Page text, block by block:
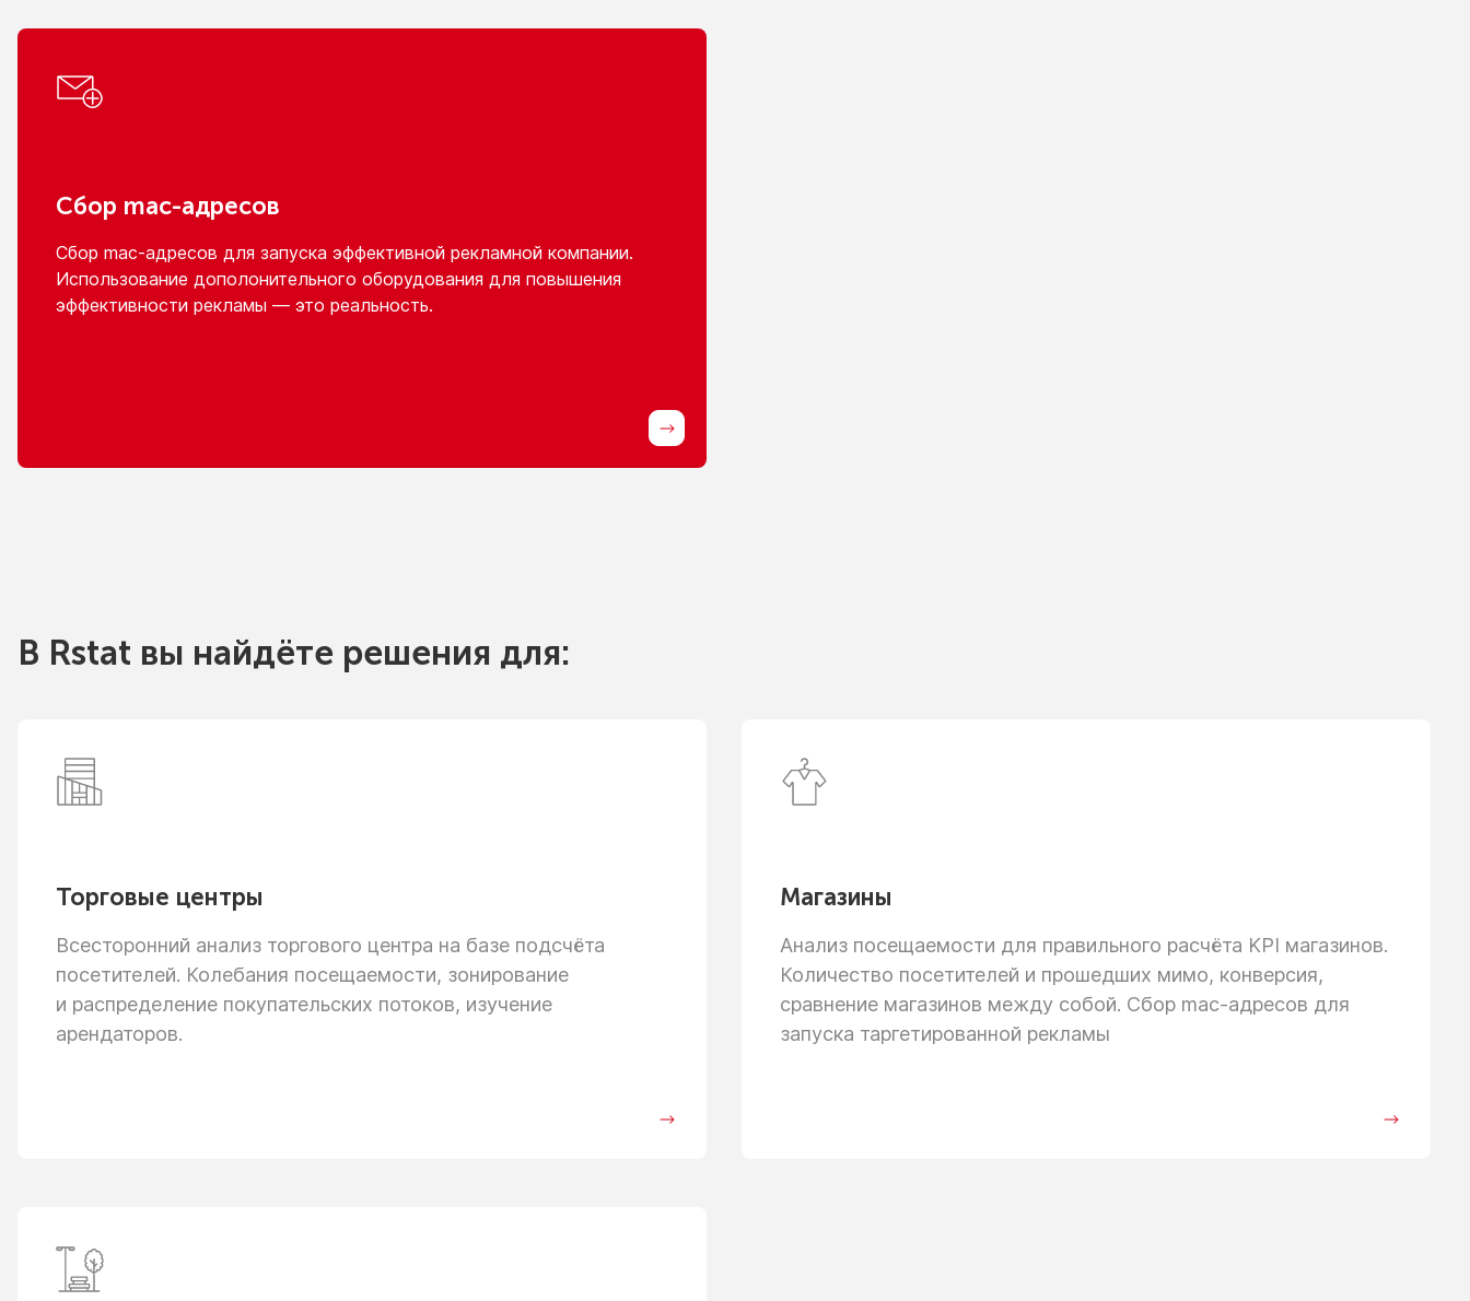
Сбор mac-адресов
Сбор mac-адресов для запуска эффективной рекламной компании.
Использование дополонительного оборудования для повышения
эффективности рекламы — это реальность.
В Rstat вы найдёте решения для:
Торговые центры
Всесторонний анализ торгового центра на базе подсчёта
посетителей. Колебания посещаемости, зонирование
и распределение покупательских потоков, изучение
арендаторов.
Магазины
Анализ посещаемости для правильного расчёта KPI магазинов.
Количество посетителей и прошедших мимо, конверсия,
сравнение магазинов между собой. Сбор mac-адресов для
запуска таргетированной рекламы